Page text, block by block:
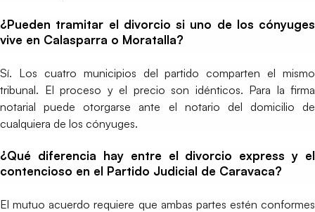
¿Pueden tramitar el divorcio si uno de los cónyuges
vive en Calasparra o Moratalla?
Sí. Los cuatro municipios del partido comparten el mismo
tribunal. El proceso y el precio son idénticos. Para la firma
notarial puede otorgarse ante el notario del domicilio de
cualquiera de los cónyuges.
¿Qué diferencia hay entre el divorcio express y el
contencioso en el Partido Judicial de Caravaca?
El mutuo acuerdo requiere que ambas partes estén conformes